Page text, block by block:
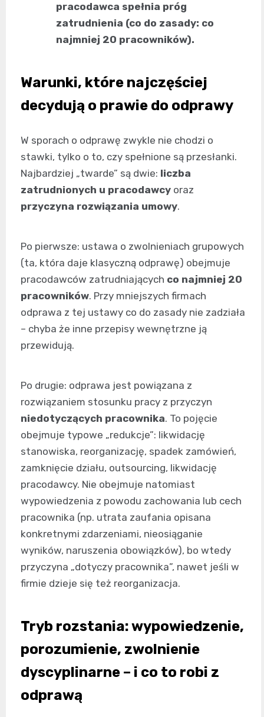
pracodawca spełnia próg
zatrudnienia (co do zasady: co
najmniej 20 pracowników).
Warunki, które najczęściej
decydują o prawie do odprawy
W sporach o odprawę zwykle nie chodzi o
stawki, tylko o to, czy spełnione są przesłanki.
Najbardziej „twarde” są dwie: liczba
zatrudnionych u pracodawcy oraz
przyczyna rozwiązania umowy.
Po pierwsze: ustawa o zwolnieniach grupowych
(ta, która daje klasyczną odprawę) obejmuje
pracodawców zatrudniających co najmniej 20
pracowników. Przy mniejszych firmach
odprawa z tej ustawy co do zasady nie zadziała
– chyba że inne przepisy wewnętrzne ją
przewidują.
Po drugie: odprawa jest powiązana z
rozwiązaniem stosunku pracy z przyczyn
niedotyczących pracownika. To pojęcie
obejmuje typowe „redukcje”: likwidację
stanowiska, reorganizację, spadek zamówień,
zamknięcie działu, outsourcing, likwidację
pracodawcy. Nie obejmuje natomiast
wypowiedzenia z powodu zachowania lub cech
pracownika (np. utrata zaufania opisana
konkretnymi zdarzeniami, nieosiąganie
wyników, naruszenia obowiązków), bo wtedy
przyczyna „dotyczy pracownika”, nawet jeśli w
firmie dzieje się też reorganizacja.
Tryb rozstania: wypowiedzenie,
porozumienie, zwolnienie
dyscyplinarne – i co to robi z
odprawą